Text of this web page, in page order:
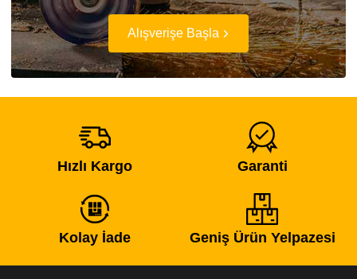
Alışverişe Başla
Hızlı Kargo Garanti
Kolay İade Geniş Ürün Yelpazesi